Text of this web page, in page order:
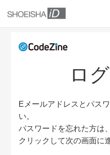
ロ
Eメールアドレスとパス
い。
パスワードを忘れた方は
クリックして次の画面に